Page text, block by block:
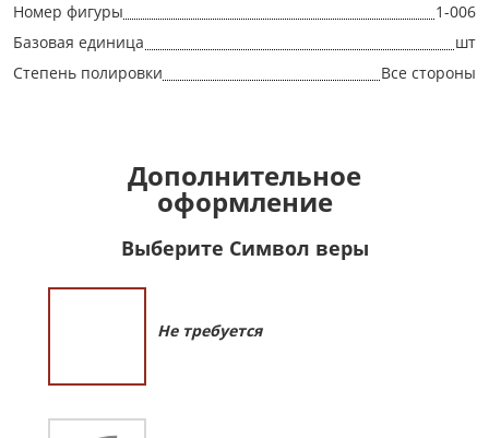
Номер фигуры
1-006
Базовая единица
шт
Степень полировки
Все стороны
Дополнительное
оформление
Выберите Символ веры
Не требуется